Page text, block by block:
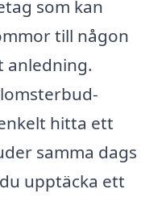
som kan
till någon
anledning.
hitta ett
samma dags
upptäcka ett